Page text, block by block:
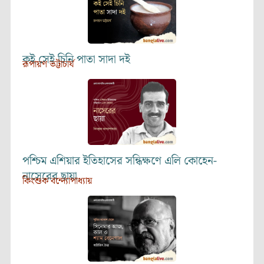
কই সেই চিনি পাতা সাদা দই
রূপায়ণ ভট্টাচার্য
পশ্চিম এশিয়ার ইতিহাসের সন্ধিক্ষণে এলি কোহেন-
নাসেরের ছায়া
কিংশুক বন্দ্যোপাধ্যায়